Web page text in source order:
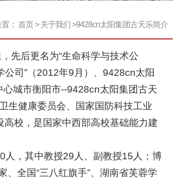
： 首页>关于我们 >​9428cn太阳集团古天乐简介
先后更名为“生命科学与技术公
公司”（2012年9月）、9428cn太阳
城市衡阳市--9428cn太阳集团古天
生健康委员会、国家国防科技工业
校，是国家中西部高校基础能力建
人，其中教授29人、副教授15人；博
全国“三八红旗手”、湖南省芙蓉学